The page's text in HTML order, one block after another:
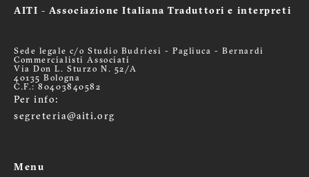
AITI - Associazione Italiana Traduttori e interpreti
Sede legale c/o Studio Budriesi - Pagliuca - Bernardi
Commercialisti Associati
Via Don L. Sturzo N. 52/A
40135 Bologna
C.F.: 80403840582
Per info:
segreteria@aiti.org
Menu